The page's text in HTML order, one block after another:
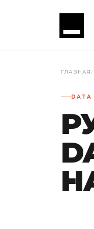
ГЛАВНАЯ/
DATA